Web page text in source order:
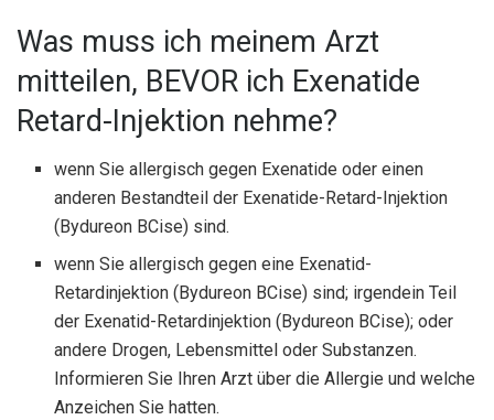
Was muss ich meinem Arzt
mitteilen, BEVOR ich Exenatide
Retard-Injektion nehme?
wenn Sie allergisch gegen Exenatide oder einen
anderen Bestandteil der Exenatide-Retard-Injektion
(Bydureon BCise) sind.
wenn Sie allergisch gegen eine Exenatid-
Retardinjektion (Bydureon BCise) sind; irgendein Teil
der Exenatid-Retardinjektion (Bydureon BCise); oder
andere Drogen, Lebensmittel oder Substanzen.
Informieren Sie Ihren Arzt über die Allergie und welche
Anzeichen Sie hatten.